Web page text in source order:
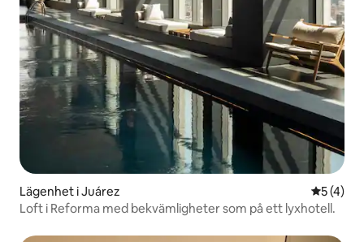
Lägenhet i Juárez 5 av 5 i
5 (4)
Loft i Reforma med bekvämligheter som på ett lyxhotell.